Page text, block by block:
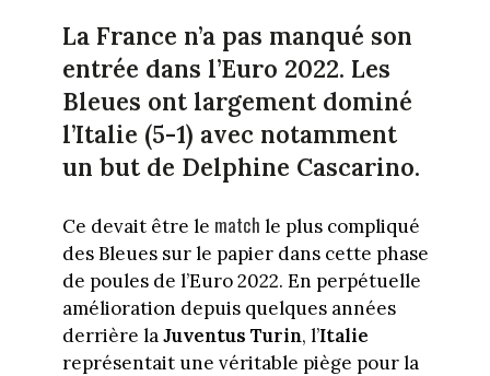
La France n’a pas manqué son
entrée dans l’Euro 2022. Les
Bleues ont largement dominé
l’Italie (5-1) avec notamment
un but de Delphine Cascarino.
Ce devait être le match le plus compliqué
des Bleues sur le papier dans cette phase
de poules de l’Euro 2022. En perpétuelle
amélioration depuis quelques années
derrière laJuventus Turin, l’Italie
représentait une véritable piège pour la